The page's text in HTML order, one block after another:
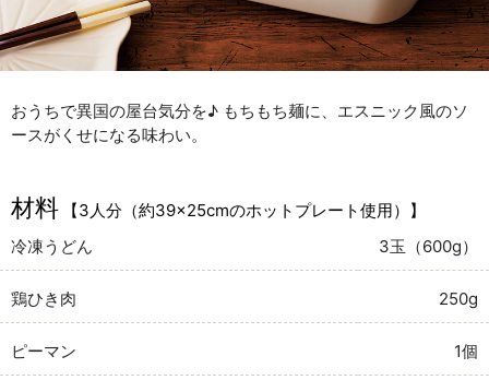
おうちで異国の屋台気分を♪ もちもち麺に、エスニック風のソ
ースがくせになる味わい。
材料
【3人分（約39×25cmのホットプレート使用）】
冷凍うどん
3玉（600g）
鶏ひき肉 250g
ピーマン 1個